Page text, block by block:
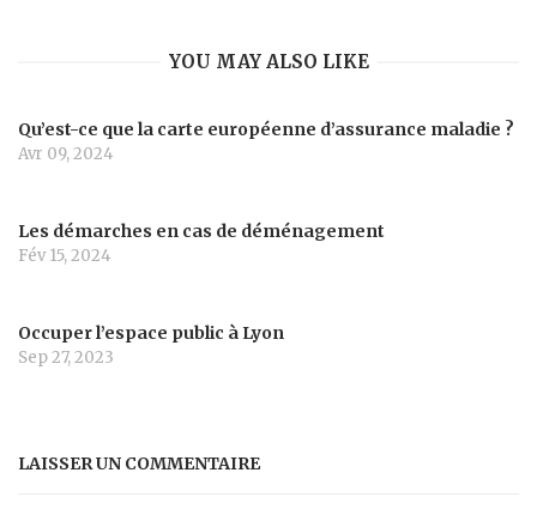
YOU MAY ALSO LIKE
Qu’est-ce que la carte européenne d’assurance maladie ?
Avr 09, 2024
Les démarches en cas de déménagement
Fév 15, 2024
Occuper l’espace public à Lyon
Sep 27, 2023
LAISSER UN COMMENTAIRE